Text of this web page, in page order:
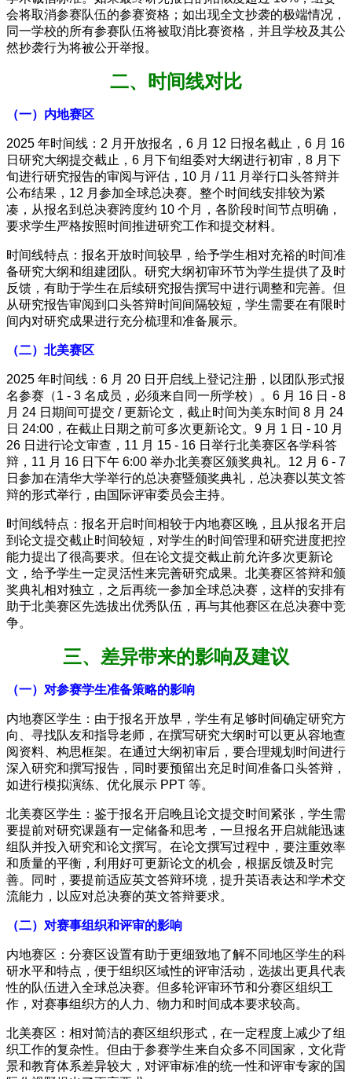
会将取消参赛队伍的参赛资格；如出现全文抄袭的极端情况，
同一学校的所有参赛队伍将被取消比赛资格，并且学校及其公
然抄袭行为将被公开举报。
二、时间线对比
（一）内地赛区
2025 年时间线：2 月开放报名，6 月 12 日报名截止，6 月 16
日研究大纲提交截止，6 月下旬组委对大纲进行初审，8 月下
旬进行研究报告的审阅与评估，10 月 / 11 月举行口头答辩并
公布结果，12 月参加全球总决赛。整个时间线安排较为紧
凑，从报名到总决赛跨度约 10 个月，各阶段时间节点明确，
要求学生严格按照时间推进研究工作和提交材料。
时间线特点：报名开放时间较早，给予学生相对充裕的时间准
备研究大纲和组建团队。研究大纲初审环节为学生提供了及时
反馈，有助于学生在后续研究报告撰写中进行调整和完善。但
从研究报告审阅到口头答辩时间间隔较短，学生需要在有限时
间内对研究成果进行充分梳理和准备展示。
（二）北美赛区
2025 年时间线：6 月 20 日开启线上登记注册，以团队形式报
名参赛（1 - 3 名成员，必须来自同一所学校）。6 月 16 日 - 8
月 24 日期间可提交 / 更新论文，截止时间为美东时间 8 月 24
日 24:00，在截止日期之前可多次更新论文。9 月 1 日 - 10 月
26 日进行论文审查，11 月 15 - 16 日举行北美赛区各学科答
辩，11 月 16 日下午 6:00 举办北美赛区颁奖典礼。12 月 6 - 7
日参加在清华大学举行的总决赛暨颁奖典礼，总决赛以英文答
辩的形式举行，由国际评审委员会主持。
时间线特点：报名开启时间相较于内地赛区晚，且从报名开启
到论文提交截止时间较短，对学生的时间管理和研究进度把控
能力提出了很高要求。但在论文提交截止前允许多次更新论
文，给予学生一定灵活性来完善研究成果。北美赛区答辩和颁
奖典礼相对独立，之后再统一参加全球总决赛，这样的安排有
助于北美赛区先选拔出优秀队伍，再与其他赛区在总决赛中竞
争。
三、差异带来的影响及建议
（一）对参赛学生准备策略的影响
内地赛区学生：由于报名开放早，学生有足够时间确定研究方
向、寻找队友和指导老师，在撰写研究大纲时可以更从容地查
阅资料、构思框架。在通过大纲初审后，要合理规划时间进行
深入研究和撰写报告，同时要预留出充足时间准备口头答辩，
如进行模拟演练、优化展示 PPT 等。
北美赛区学生：鉴于报名开启晚且论文提交时间紧张，学生需
要提前对研究课题有一定储备和思考，一旦报名开启就能迅速
组队并投入研究和论文撰写。在论文撰写过程中，要注重效率
和质量的平衡，利用好可更新论文的机会，根据反馈及时完
善。同时，要提前适应英文答辩环境，提升英语表达和学术交
流能力，以应对总决赛的英文答辩要求。
（二）对赛事组织和评审的影响
内地赛区：分赛区设置有助于更细致地了解不同地区学生的科
研水平和特点，便于组织区域性的评审活动，选拔出更具代表
性的队伍进入全球总决赛。但多轮评审环节和分赛区组织工
作，对赛事组织方的人力、物力和时间成本要求较高。
北美赛区：相对简洁的赛区组织形式，在一定程度上减少了组
织工作的复杂性。但由于参赛学生来自众多不同国家，文化背
景和教育体系差异较大，对评审标准的统一性和评审专家的国